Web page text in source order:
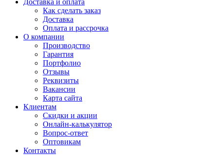
Доставка и оплата
Как сделать заказ
Доставка
Оплата и рассрочка
О компании
Производство
Гарантия
Портфолио
Отзывы
Реквизиты
Вакансии
Карта сайта
Клиентам
Скидки и акции
Онлайн-калькулятор
Вопрос-ответ
Оптовикам
Контакты